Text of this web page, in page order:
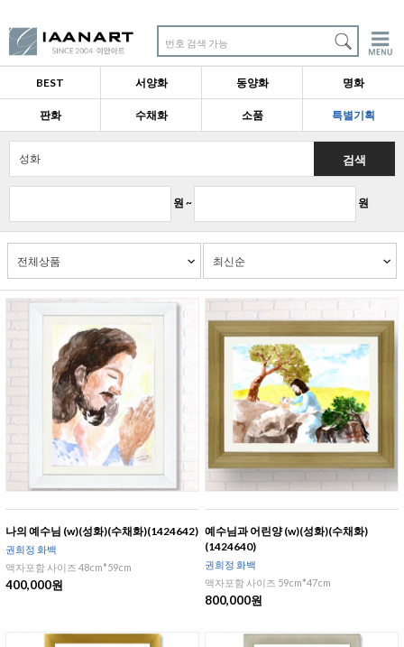
번호 검색 가능
BEST 서양화 동양화 명화
판화 수채화 소품 특별기획
원 ~ 원
검색
나의 예수님 (w)(성화)(수채화)(1424642)
권희정 화백
액자포함 사이즈 48cm*59cm
400,000원
예수님과 어린양 (w)(성화)(수채화)
(1424640)
권희정 화백
액자포함 사이즈 59cm*47cm
800,000원